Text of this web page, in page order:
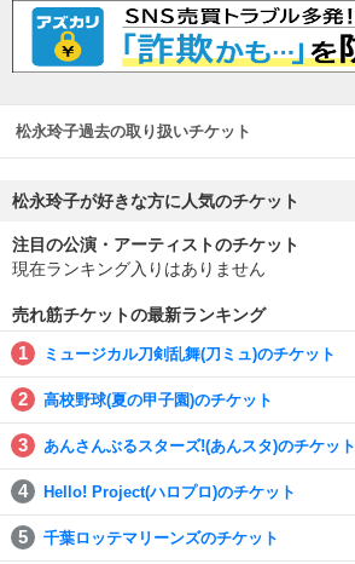
松永玲子過去の取り扱いチケット
松永玲子が好きな方に人気のチケット
注目の公演・アーティストのチケット
現在ランキング入りはありません
売れ筋チケットの最新ランキング
ミュージカル刀剣乱舞(刀ミュ)のチケット
高校野球(夏の甲子園)のチケット
あんさんぶるスターズ!(あんスタ)のチケット
Hello! Project(ハロプロ)のチケット
千葉ロッテマリーンズのチケット